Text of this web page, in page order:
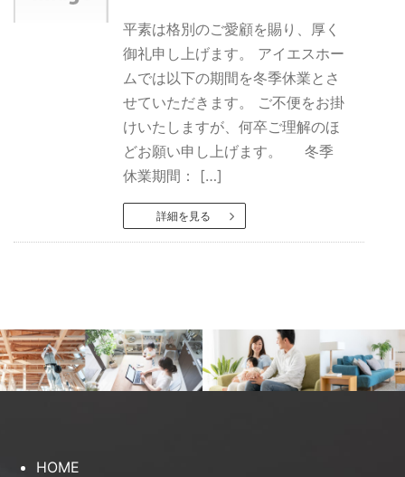
平素は格別のご愛顧を賜り、厚く
御礼申し上げます。 アイエスホー
ムでは以下の期間を冬季休業とさ
せていただきます。 ご不便をお掛
けいたしますが、何卒ご理解のほ
どお願い申し上げます。 冬季
休業期間： […]
詳細を見る
HOME